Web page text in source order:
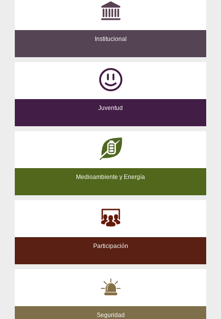
Institucional
Juventud
Medioambiente y Energía
Participación
Seguridad